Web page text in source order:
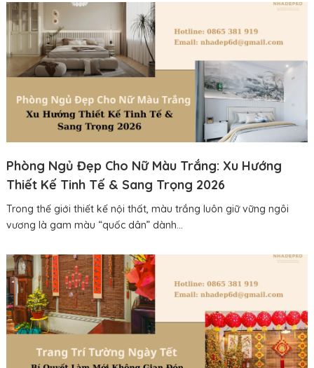
Phòng Ngủ Đẹp Cho Nữ Màu Trắng: Xu Hướng
Thiết Kế Tinh Tế & Sang Trọng 2026
Trong thế giới thiết kế nội thất, màu trắng luôn giữ vững ngôi
vương là gam màu “quốc dân” dành...